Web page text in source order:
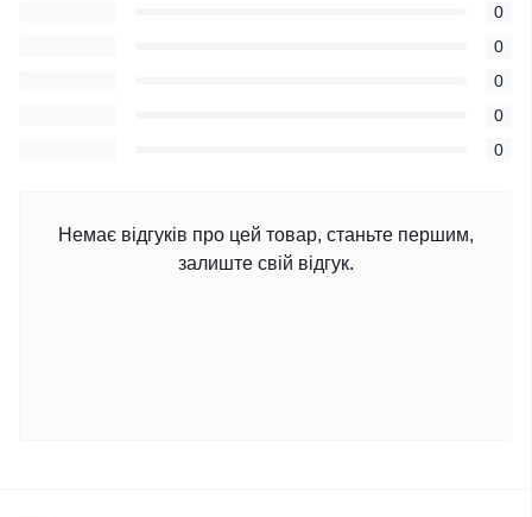
0
0
0
0
0
Немає відгуків про цей товар, станьте першим,
залиште свій відгук.